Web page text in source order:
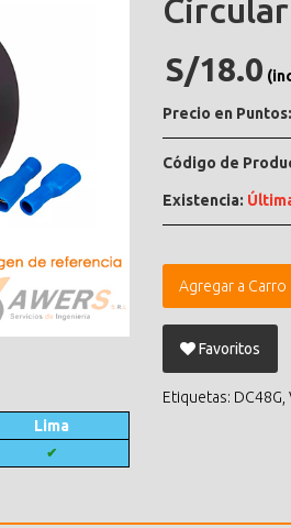
Lima
✔
S/18.0
Precio en Puntos:
Código de
Existencia:
Agregar a Carro
Favoritos
Etiquetas: DC48G